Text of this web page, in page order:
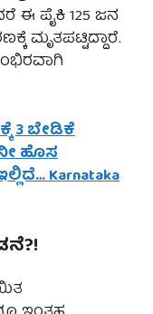
ಈ ಪೈಕಿ 125 ಜನ
ಮೃತಪಟ್ಟಿದ್ದಾರೆ.
3 ಬೇಡಿಕೆ
ಹೊಸ
Karnataka